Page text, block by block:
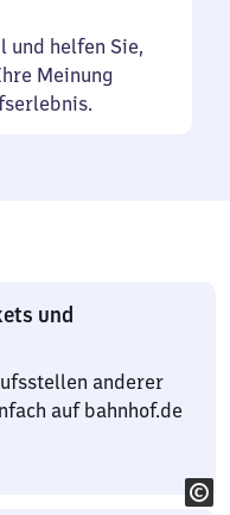
und helfen Sie,
Meinung
und
anderer
auf bahnhof.de